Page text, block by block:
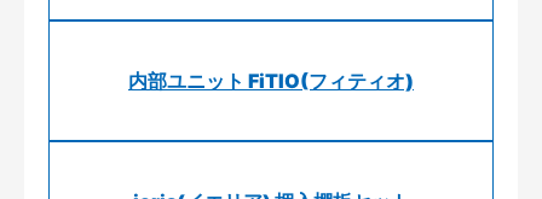
内部ユニット FiTIO(フィティオ)